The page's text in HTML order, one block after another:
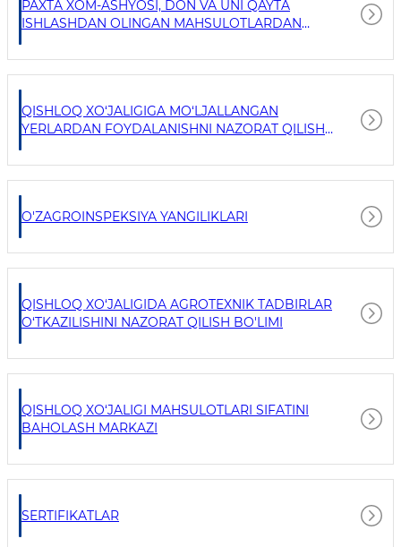
PAXTA XOM-ASHYOSI, DON VA UNI QAYTA
ISHLASHDAN OLINGAN MAHSULOTLARDAN
QISHLOQ XO‘JALIGIGA MO‘LJALLANGAN
YERLARDAN FOYDALANISHNI NAZORAT QILISH
O'ZAGROINSPEKSIYA YANGILIKLARI
QISHLOQ XO‘JALIGIDA AGROTEXNIK TADBIRLAR
O‘TKAZILISHINI NAZORAT QILISH BO'LIMI
QISHLOQ XO‘JALIGI MAHSULOTLARI SIFATINI
BAHOLASH MARKAZI
SERTIFIKATLAR